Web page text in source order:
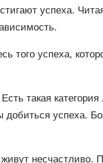
успеха.
того успеха,
такая
успеха.
несчастливо.